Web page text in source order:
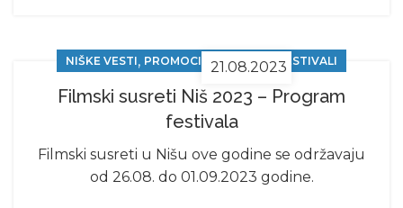
21.08.2023
NIŠKE VESTI, PROMOCIJE, SAJMOVI, FESTIVALI
Filmski susreti Niš 2023 – Program
festivala
Filmski susreti u Nišu ove godine se održavaju
od 26.08. do 01.09.2023 godine.